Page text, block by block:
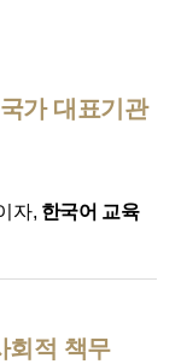
국가 대표기관
자, 한국어 교육
회적 책무